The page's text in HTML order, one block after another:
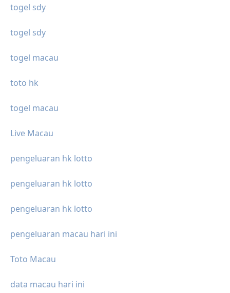
togel sdy
togel sdy
togel macau
toto hk
togel macau
Live Macau
pengeluaran hk lotto
pengeluaran hk lotto
pengeluaran hk lotto
pengeluaran macau hari ini
Toto Macau
data macau hari ini